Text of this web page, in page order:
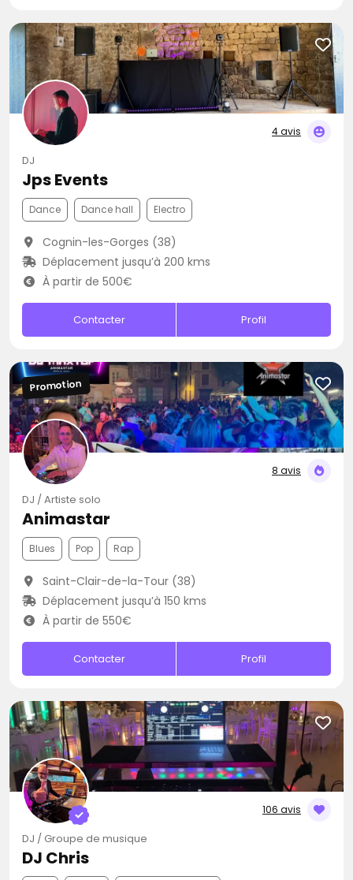
4 avis
DJ
Jps Events
Dance Dance hall Electro
Cognin-les-Gorges (38)
Déplacement jusqu’à 200 kms
À partir de 500€
Contacter Profil
8 avis
Promotion
DJ / Artiste solo
Animastar
Blues Pop Rap
Saint-Clair-de-la-Tour (38)
Déplacement jusqu’à 150 kms
À partir de 550€
Contacter Profil
106 avis
DJ / Groupe de musique
DJ Chris